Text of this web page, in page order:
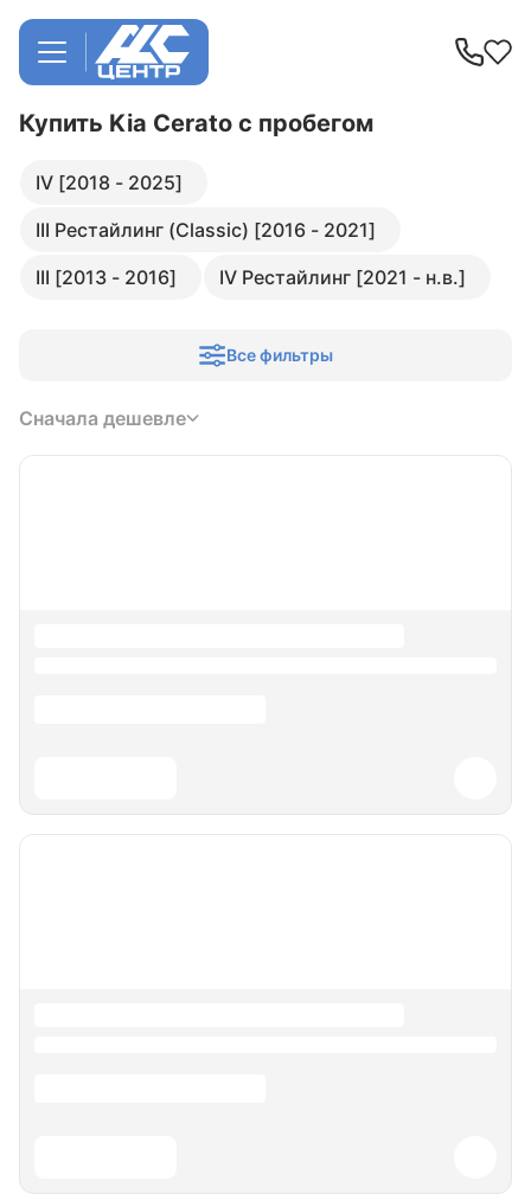
Купить Kia Cerato с пробегом
IV [2018 - 2025]
III Рестайлинг (Classic) [2016 - 2021]
III [2013 - 2016]
IV Рестайлинг [2021 - н.в.]
Все фильтры
Сначала дешевле